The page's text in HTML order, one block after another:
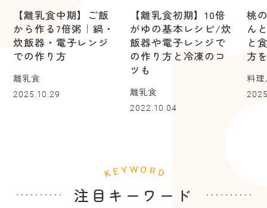
【離乳食中期】ご飯
から作る7倍粥｜鍋・
炊飯器・電子レンジ
での作り方
離乳食
2025.10.29
【離乳食初期】10倍
がゆの基本レシピ/炊
飯器や電子レンジで
の作り方と冷凍のコ
ツも
離乳食
2022.10.04
桃
ん
と
方
料
注目キーワード